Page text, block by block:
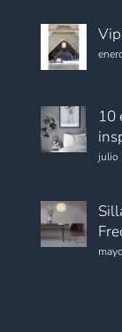
10
julio